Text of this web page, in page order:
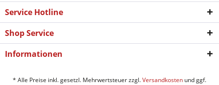
Service Hotline
Shop Service
Informationen
* Alle Preise inkl. gesetzl. Mehrwertsteuer zzgl.Versandkosten und ggf.